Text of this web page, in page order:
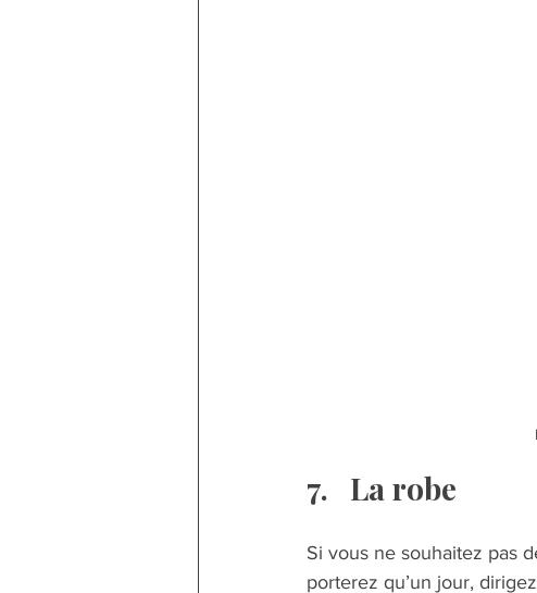
7.	La robe
Si vous ne souhaitez pas
porterez qu’un jour,